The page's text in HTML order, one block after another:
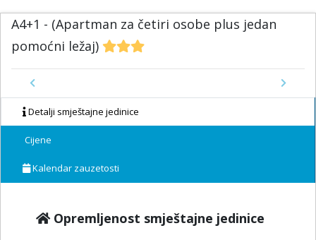
A4+1 - (Apartman za četiri osobe plus jedan
pomoćni ležaj)
Previous
Next
Detalji smještajne jedinice
Cijene
Kalendar zauzetosti
Opremljenost smještajne jedinice